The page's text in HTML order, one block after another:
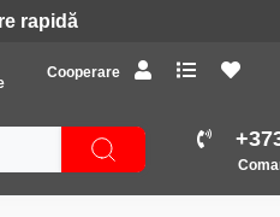
Cooperare